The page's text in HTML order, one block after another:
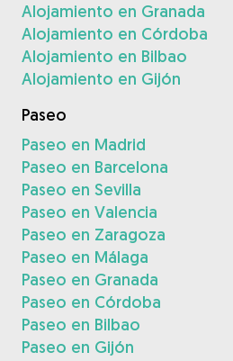
Alojamiento en Granada
Alojamiento en Córdoba
Alojamiento en Bilbao
Alojamiento en Gijón
Paseo
Paseo en Madrid
Paseo en Barcelona
Paseo en Sevilla
Paseo en Valencia
Paseo en Zaragoza
Paseo en Málaga
Paseo en Granada
Paseo en Córdoba
Paseo en Bilbao
Paseo en Gijón